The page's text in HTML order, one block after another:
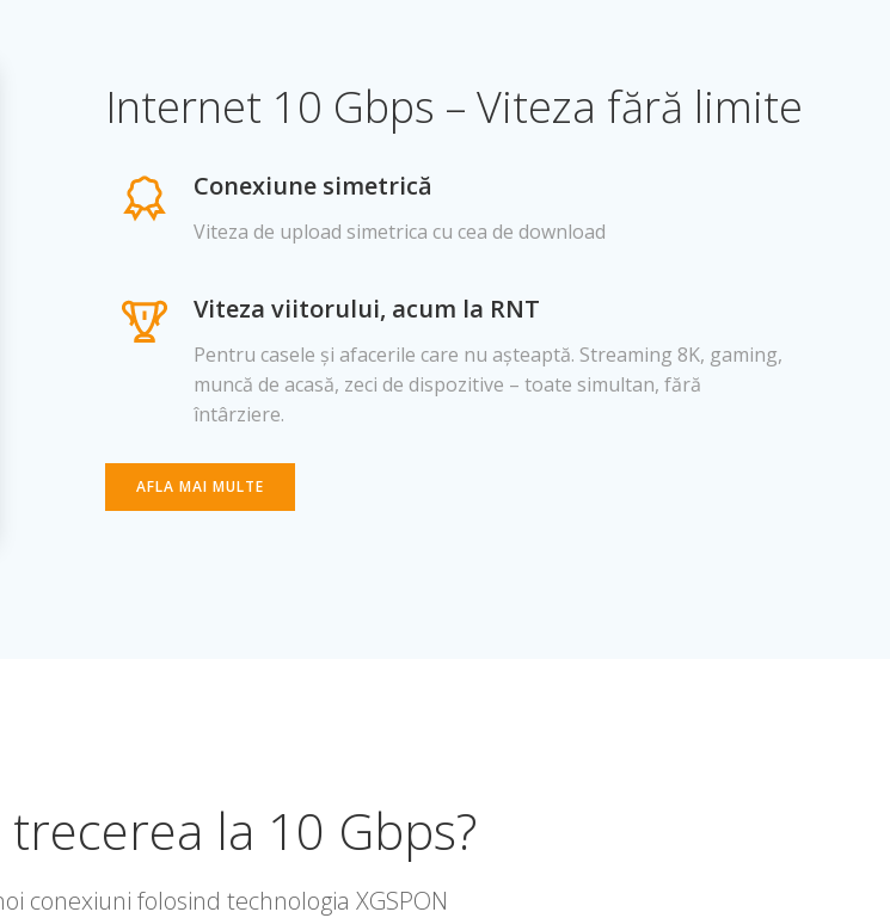
Internet 10 Gbps – Viteza fără limite
Conexiune simetrică
Viteza de upload simetrica cu cea de download
Viteza viitorului, acum la RNT
Pentru casele și afacerile care nu așteaptă. Streaming 8K, gaming,
muncă de acasă, zeci de dispozitive – toate simultan, fără
întârziere.
AFLA MAI MULTE
la 10 Gbps?
conexiuni folosind technologia XGSPON